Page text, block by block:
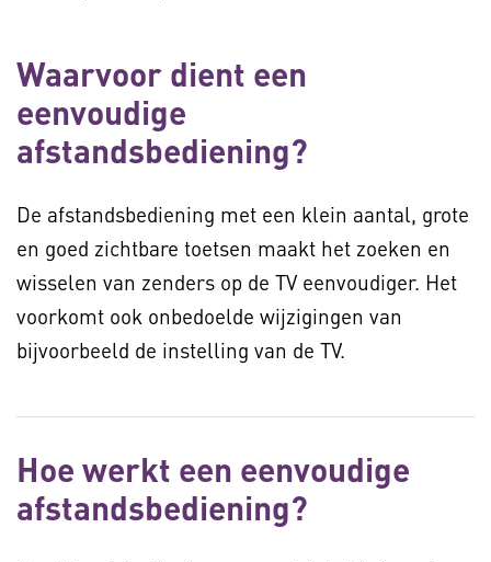
Waarvoor dient een
eenvoudige
afstandsbediening?
De afstandsbediening met een klein aantal, grote
en goed zichtbare toetsen maakt het zoeken en
wisselen van zenders op de TV eenvoudiger. Het
voorkomt ook onbedoelde wijzigingen van
bijvoorbeeld de instelling van de TV.
Hoe werkt een eenvoudige
afstandsbediening?